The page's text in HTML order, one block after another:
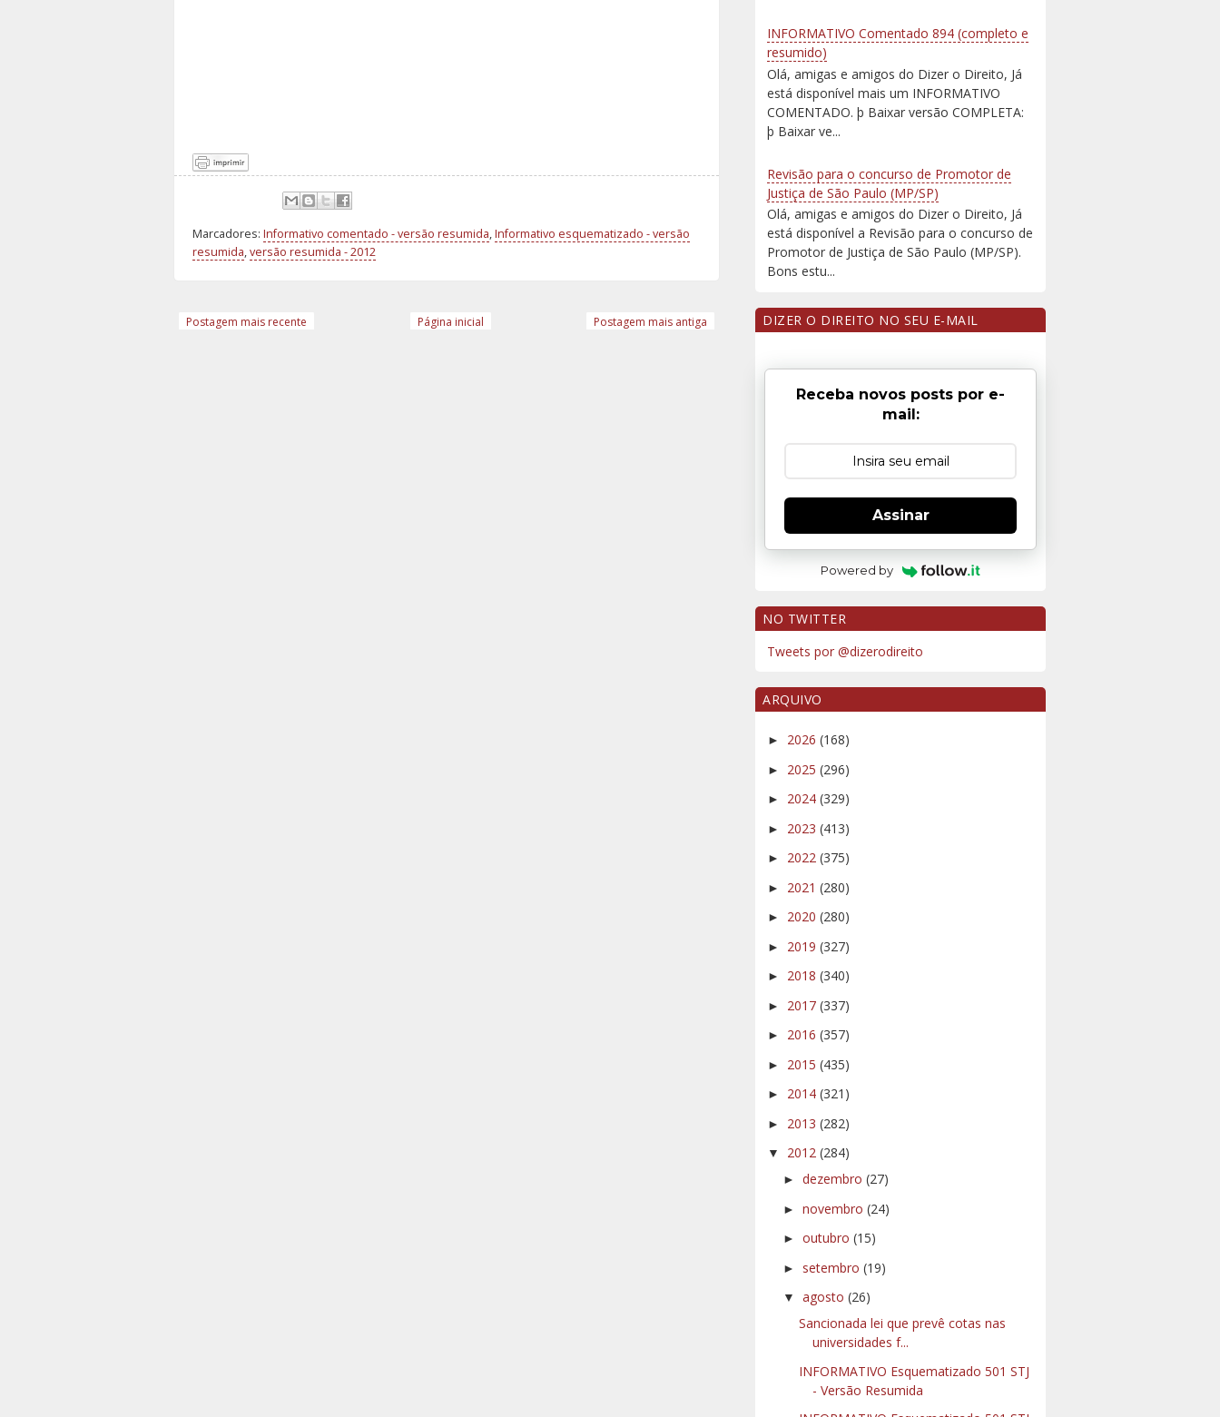
Marcadores: Informativo comentado - versão resumida,Informativo esquematizado - versão
resumida,versão resumida - 2012
Postagem mais recente Postagem mais antiga
Página inicial
INFORMATIVO Comentado 894 (completo e
resumido)
Olá, amigas e amigos do Dizer o Direito, Já
está disponível mais um INFORMATIVO
COMENTADO. þ Baixar versão COMPLETA:
þ Baixar ve...
Revisão para o concurso de Promotor de
Justiça de São Paulo (MP/SP)
Olá, amigas e amigos do Dizer o Direito, Já
está disponível a Revisão para o concurso de
Promotor de Justiça de São Paulo (MP/SP).
Bons estu...
DIZER O DIREITO NO SEU E-MAIL
Receba novos posts por e-
mail:
Assinar
Powered by
NO TWITTER
Tweets por @dizerodireito
ARQUIVO
► 2026 (168)
► 2025 (296)
► 2024 (329)
► 2023 (413)
► 2022 (375)
► 2021 (280)
► 2020 (280)
► 2019 (327)
► 2018 (340)
► 2017 (337)
► 2016 (357)
► 2015 (435)
► 2014 (321)
► 2013 (282)
▼ 2012 (284)
► dezembro (27)
► novembro (24)
► outubro (15)
► setembro (19)
▼ agosto (26)
Sancionada lei que prevê cotas nas
universidades f...
INFORMATIVO Esquematizado 501 STJ
- Versão Resumida